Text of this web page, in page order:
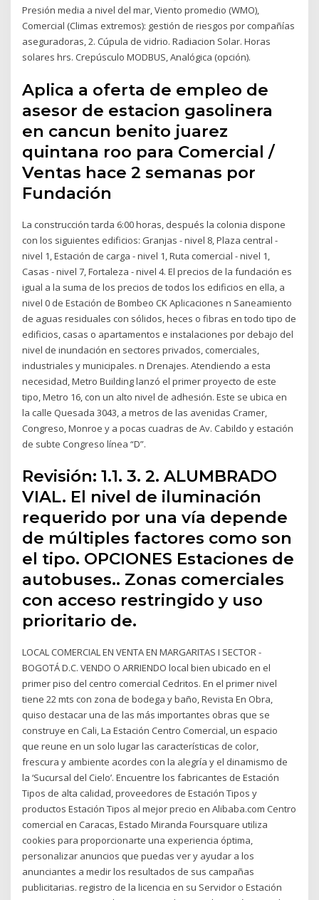
Presión media a nivel del mar, Viento promedio (WMO),
Comercial (Climas extremos): gestión de riesgos por compañías
aseguradoras, 2. Cúpula de vidrio. Radiacion Solar. Horas
solares hrs. Crepúsculo MODBUS, Analógica (opción).
Aplica a oferta de empleo de
asesor de estacion gasolinera
en cancun benito juarez
quintana roo para Comercial /
Ventas hace 2 semanas por
Fundación
La construcción tarda 6:00 horas, después la colonia dispone
con los siguientes edificios: Granjas - nivel 8, Plaza central -
nivel 1, Estación de carga - nivel 1, Ruta comercial - nivel 1,
Casas - nivel 7, Fortaleza - nivel 4. El precios de la fundación es
igual a la suma de los precios de todos los edificios en ella, a
nivel 0 de Estación de Bombeo CK Aplicaciones n Saneamiento
de aguas residuales con sólidos, heces o fibras en todo tipo de
edificios, casas o apartamentos e instalaciones por debajo del
nivel de inundación en sectores privados, comerciales,
industriales y municipales. n Drenajes. Atendiendo a esta
necesidad, Metro Building lanzó el primer proyecto de este
tipo, Metro 16, con un alto nivel de adhesión. Este se ubica en
la calle Quesada 3043, a metros de las avenidas Cramer,
Congreso, Monroe y a pocas cuadras de Av. Cabildo y estación
de subte Congreso línea “D”.
Revisión: 1.1. 3. 2. ALUMBRADO
VIAL. El nivel de iluminación
requerido por una vía depende
de múltiples factores como son
el tipo. OPCIONES Estaciones de
autobuses.. Zonas comerciales
con acceso restringido y uso
prioritario de.
LOCAL COMERCIAL EN VENTA EN MARGARITAS I SECTOR -
BOGOTÁ D.C. VENDO O ARRIENDO local bien ubicado en el
primer piso del centro comercial Cedritos. En el primer nivel
tiene 22 mts con zona de bodega y baño, Revista En Obra,
quiso destacar una de las más importantes obras que se
construye en Cali, La Estación Centro Comercial, un espacio
que reune en un solo lugar las características de color,
frescura y ambiente acordes con la alegría y el dinamismo de
la ‘Sucursal del Cielo’. Encuentre los fabricantes de Estación
Tipos de alta calidad, proveedores de Estación Tipos y
productos Estación Tipos al mejor precio en Alibaba.com Centro
comercial en Caracas, Estado Miranda Foursquare utiliza
cookies para proporcionarte una experiencia óptima,
personalizar anuncios que puedas ver y ayudar a los
anunciantes a medir los resultados de sus campañas
publicitarias. registro de la licencia en su Servidor o Estación